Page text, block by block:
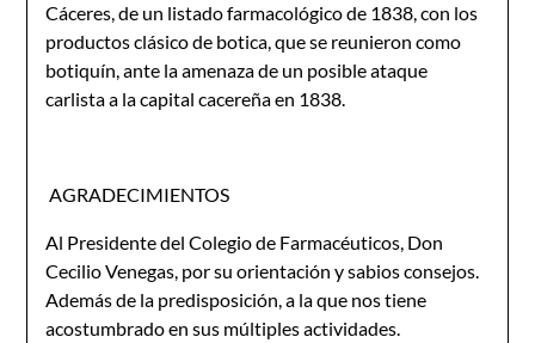
Cáceres, de un listado farmacológico de 1838, con los
productos clásico de botica, que se reunieron como
botiquín, ante la amenaza de un posible ataque
carlista a la capital cacereña en 1838.
AGRADECIMIENTOS
Al Presidente del Colegio de Farmacéuticos, Don
Cecilio Venegas, por su orientación y sabios consejos.
Además de la predisposición, a la que nos tiene
acostumbrado en sus múltiples actividades.